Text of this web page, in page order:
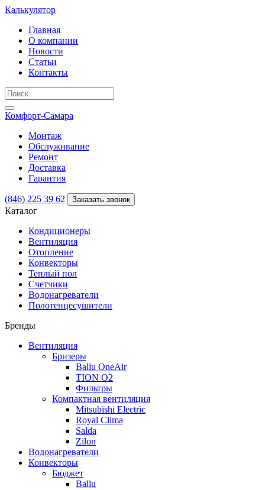
Калькулятор
Главная
О компании
Новости
Статьи
Контакты
Комфорт-Самара
Монтаж
Обслуживание
Ремонт
Доставка
Гарантия
(846) 225 39 62 Заказать звонок
Каталог
Кондиционеры
Вентиляция
Отопление
Конвекторы
Теплый пол
Счетчики
Водонагреватели
Полотенцесушители
Бренды
Вентиляция
Бризеры
Ballu OneAir
TION O2
Фильтры
Компактная вентиляция
Mitsubishi Electric
Royal Clima
Salda
Zilon
Водонагреватели
Конвекторы
Бюджет
Ballu